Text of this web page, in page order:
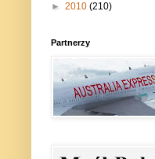
► 2010 (210)
Partnerzy